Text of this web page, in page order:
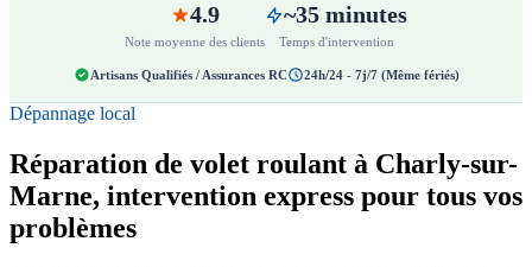
4.9
Note moyenne des clients
~35 minutes
Temps d'intervention
Artisans Qualifiés / Assurances RC 24h/24 - 7j/7 (Même fériés)
Dépannage local
Réparation de volet roulant à Charly-sur-
Marne, intervention express pour tous vos
problèmes